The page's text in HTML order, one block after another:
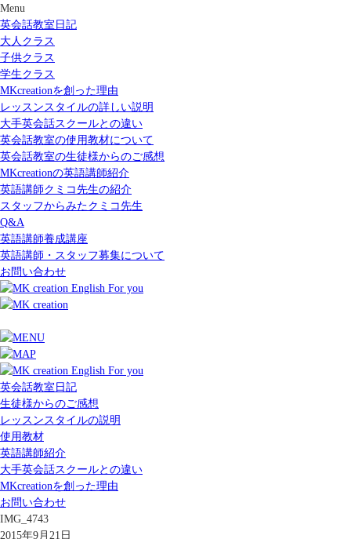
Menu
英会話教室日記
大人クラス
子供クラス
学生クラス
MKcreationを創った理由
レッスンスタイルの詳しい説明
大手英会話スクールとの違い
英会話教室の使用教材について
英会話教室の生徒様からのご感想
MKcreationの英語講師紹介
英語講師クミコ先生の紹介
スタッフからみたクミコ先生
Q&A
英語講師養成講座
英語講師・スタッフ募集について
お問い合わせ
英会話教室日記
生徒様からのご感想
レッスンスタイルの説明
使用教材
英語講師紹介
大手英会話スクールとの違い
MKcreationを創った理由
お問い合わせ
IMG_4743
2015年9月21日